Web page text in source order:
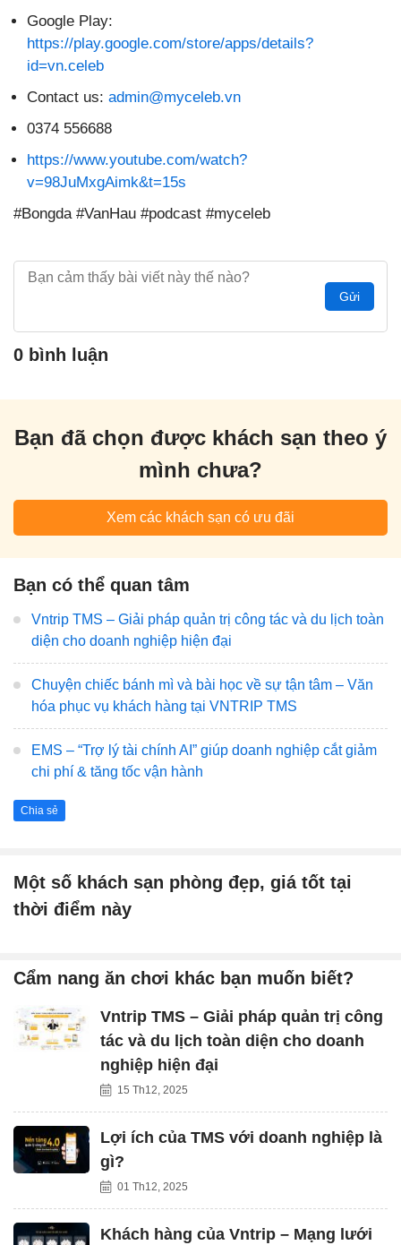
Google Play:
https://play.google.com/store/apps/details?
id=vn.celeb
Contact us: admin@myceleb.vn
0374 556688
https://www.youtube.com/watch?
v=98JuMxgAimk&t=15s
#Bongda #VanHau #podcast #myceleb
Gửi
0 bình luận
Bạn đã chọn được khách sạn theo ý
mình chưa?
Xem các khách sạn có ưu đãi
Bạn có thể quan tâm
Vntrip TMS – Giải pháp quản trị công tác và du lịch toàn
diện cho doanh nghiệp hiện đại
Chuyện chiếc bánh mì và bài học về sự tận tâm – Văn
hóa phục vụ khách hàng tại VNTRIP TMS
EMS – “Trợ lý tài chính AI” giúp doanh nghiệp cắt giảm
chi phí & tăng tốc vận hành
Chia sẻ
Một số khách sạn phòng đẹp, giá tốt tại
thời điểm này
Cẩm nang ăn chơi khác bạn muốn biết?
Vntrip TMS – Giải pháp quản trị công
tác và du lịch toàn diện cho doanh
nghiệp hiện đại
15 Th12, 2025
Lợi ích của TMS với doanh nghiệp là
gì?
01 Th12, 2025
Khách hàng của Vntrip – Mạng lưới